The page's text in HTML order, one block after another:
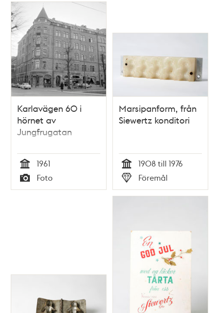
Karlavägen 60 i
hörnet av
Jungfrugatan
Tid
1961
Typ
Foto
Marsipanform, från
Siewertz konditori
Tid
1908 till 1976
Typ
Föremål